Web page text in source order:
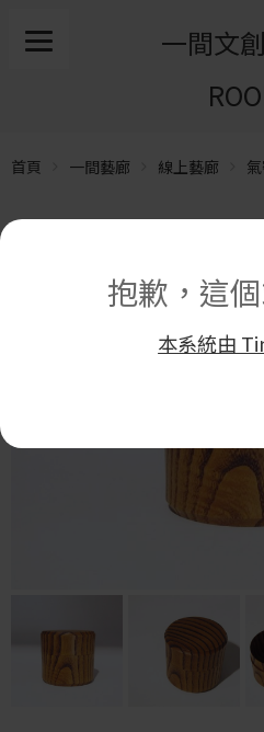
抱歉，這
本系統由
一間文
首頁 一間藝廊 線上藝廊